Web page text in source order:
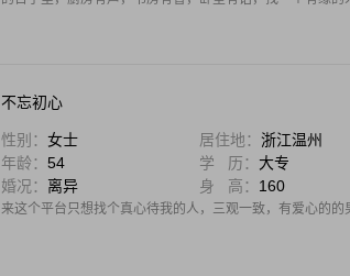
不忘初心
性别： 女士 居住地： 浙江温州
年龄： 54 学 历： 大专
婚况： 离异 身 高： 160
来这个平台只想找个真心待我的人，三观一致，有爱心的的